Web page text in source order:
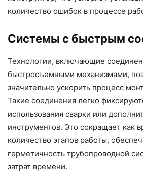
количество ошибок в процессе
Системы с быстрым
Технологии, включающие
быстросъемными механизмами,
значительно ускорить процесс
Такие соединения легко
использования сварки или
инструментов. Это сокращает как
количество этапов работы,
герметичность трубопроводной
затрат времени.